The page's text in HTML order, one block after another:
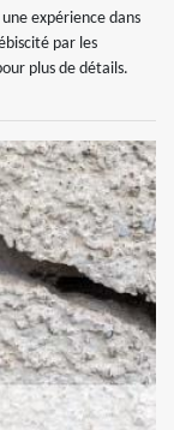
expérience dans
par les
plus de détails.